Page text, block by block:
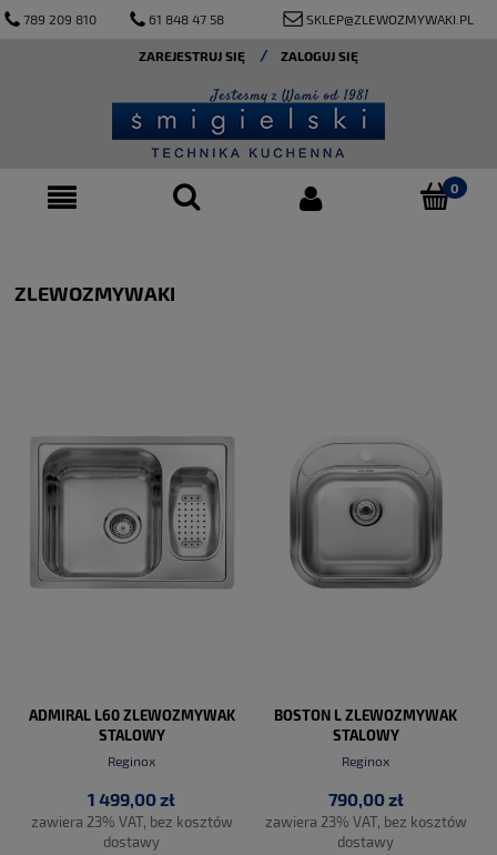
789 209 810 61 848 47 58 SKLEP@ZLEWOZMYWAKI.PL
ZAREJESTRUJ SIĘ ZALOGUJ SIĘ
ZLEWOZMYWAKI
ADMIRAL L60 ZLEWOZMYWAK
STALOWY
Reginox
1 499,00 zł
zawiera 23% VAT, bez kosztów
dostawy
BOSTON L ZLEWOZMYWAK
STALOWY
Reginox
790,00 zł
zawiera 23% VAT, bez kosztów
dostawy